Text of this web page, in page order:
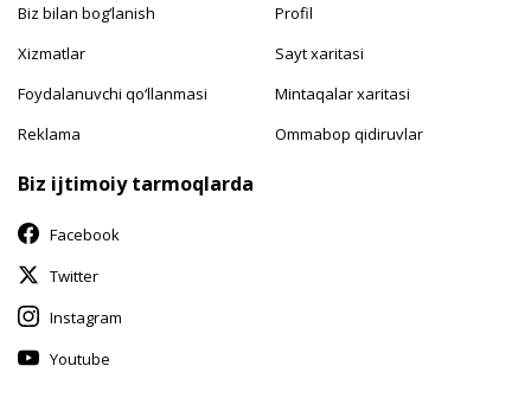
Biz bilan bog‘lanish
Xizmatlar
Foydalanuvchi qo‘llanmasi
Reklama
Profil
Sayt xaritasi
Mintaqalar xaritasi
Ommabop qidiruvlar
Biz ijtimoiy tarmoqlarda
Facebook
Twitter
Instagram
Youtube